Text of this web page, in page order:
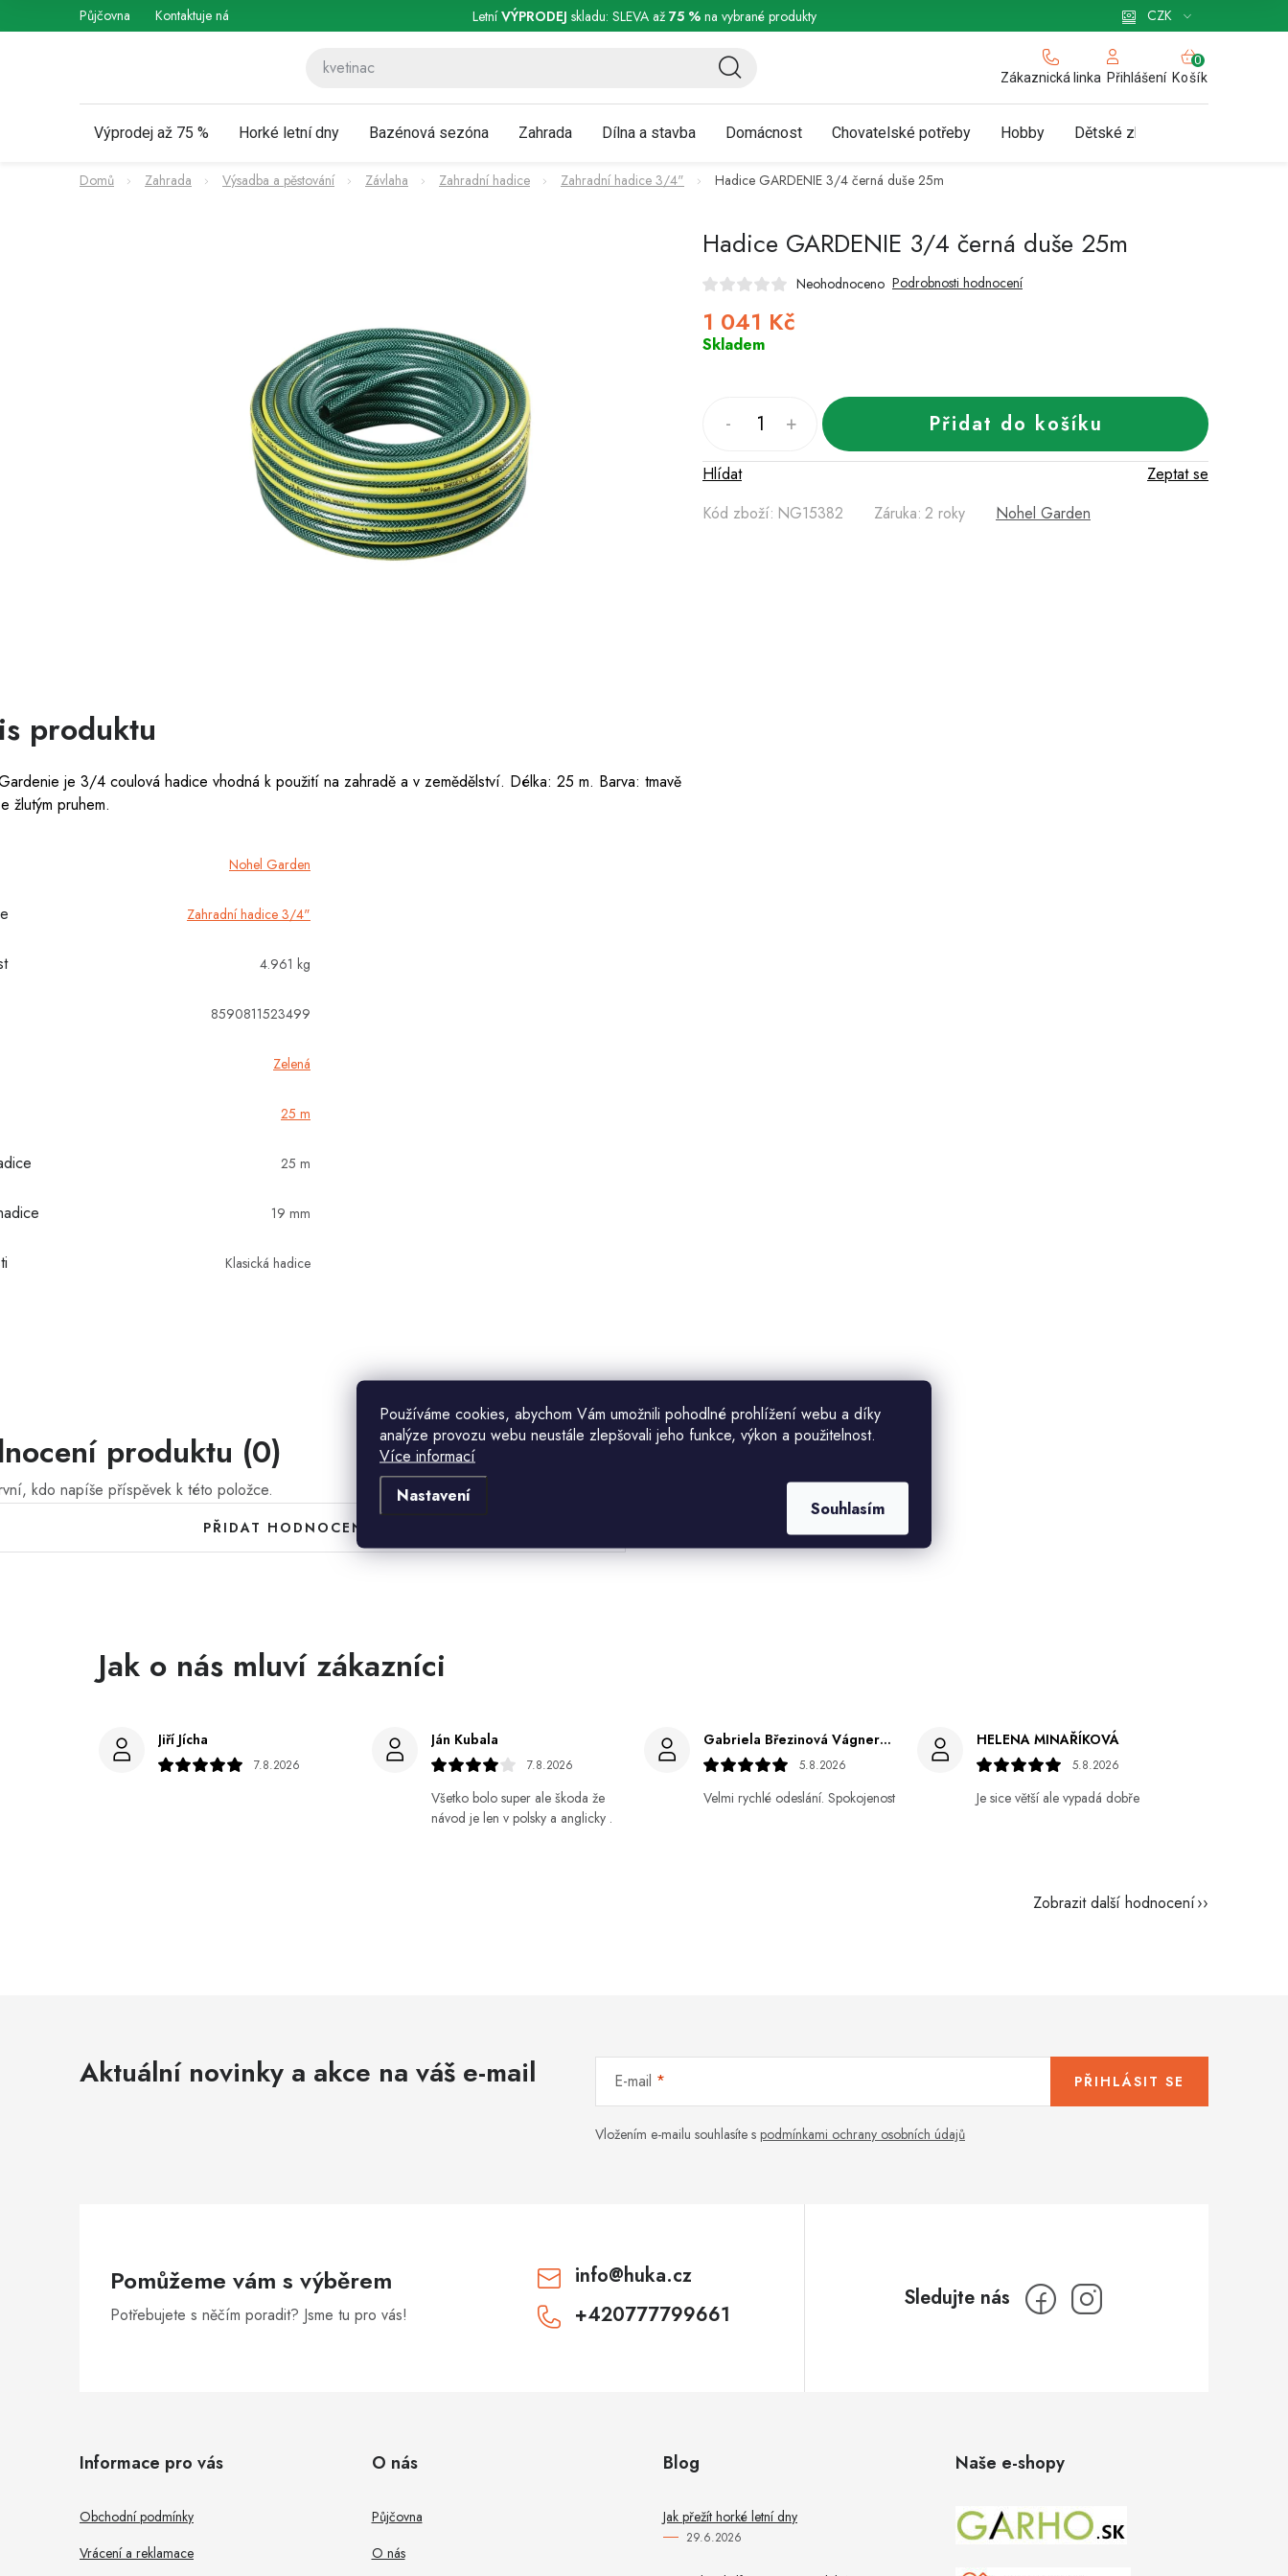
Používáme cookies, abychom Vám umožnili pohodlné prohlížení webu a díky
analýze provozu webu neustále zlepšovali jeho funkce, výkon a použitelnost.
Více informací
Nastavení
Souhlasím
na
Půjčovna Kontaktuje nás Vrácení a reklamace Podmínky ochrany osobních údajů Obchodní podmínky pro podnikatele Zásady používání cookies
CZK
LetníVÝPRODEJ skladu: SLEVA až 75 %na vybrané produkty
Zákaznická linka Přihlášení
NÁKUPNÍ
KOŠÍK
Košík
Výprodej až 75 % Horké letní dny Bazénová sezóna Zahrada Dílna a stavba Domácnost Chovatelské potřeby Hobby Dětské zboží a hračky
Domů Zahrada Výsadba a pěstování Závlaha Zahradní hadice Zahradní hadice 3/4" Hadice GARDENIE 3/4 černá duše 25m
Hadice GARDENIE 3/4 černá duše 25m
Neohodnoceno Podrobnosti hodnocení
1 041 Kč
Skladem
Přidat do košíku
Kód zboží: NG15382 Záruka: 2 roky Nohel Garden
Zeptat se
Hlídat
produktu
je 3/4 coulová hadice vhodná k použití na zahradě a v zemědělství. Délka: 25 m. Barva: tmavě
žlutým pruhem.
Nohel Garden
Zahradní hadice 3/4"
4.961 kg
8590811523499
Zelená
25 m
25 m
19 mm
Klasická hadice
produktu (0)
kdo napíše příspěvek k této položce.
PŘIDAT HODNOCENÍ
Jiří Jícha
7.8.2026
Ján Kubala
7.8.2026
Všetko bolo super ale škoda že
návod je len v polsky a anglicky .
Gabriela Březinová Vágnerová
5.8.2026
Velmi rychlé odeslání. Spokojenost
HELENA MINAŘÍKOVÁ
5.8.2026
Je sice větší ale vypadá dobře
Zobrazit další hodnocení
Aktuální novinky a akce na váš e-mail E-mail
Vložením e-mailu souhlasíte s podmínkami ochrany osobních údajů
PŘIHLÁSIT SE
Pomůžeme vám s výběrem
Potřebujete s něčím poradit? Jsme tu pro vás!
info@huka.cz
+420777799661
Informace pro vás
Obchodní podmínky
Vrácení a reklamace
O nás
Půjčovna
O nás
Blog
Jak přežít horké letní dny
29.6.2026
Naše e-shopy